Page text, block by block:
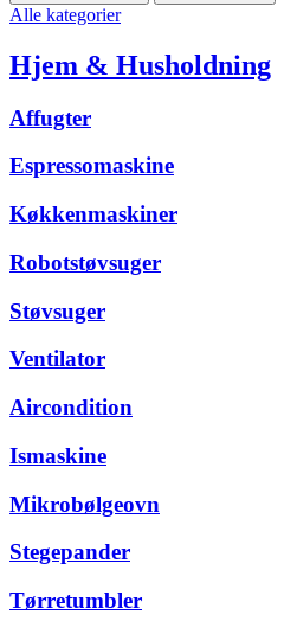
Alle kategorier
Hjem & Husholdning
Affugter
Espressomaskine
Køkkenmaskiner
Robotstøvsuger
Støvsuger
Ventilator
Aircondition
Ismaskine
Mikrobølgeovn
Stegepander
Tørretumbler